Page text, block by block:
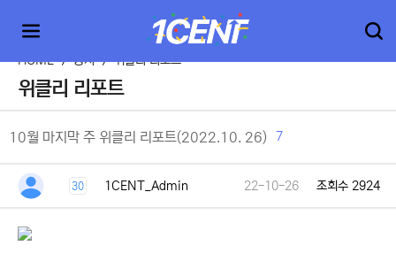
HOME > 공지 > 위클리 리포트
위클리 리포트
10월 마지막 주 위클리 리포트(2022.10. 26) 7
30 1CENT_Admin 22-10-26 조회수 2924